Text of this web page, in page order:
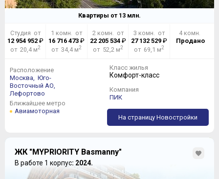
Квартиры от 13 млн.
Студия от
12 954 952₽
от 20,4 м2
1 комн. от
16 716 473 ₽
от 34,4 м2
2 комн. от
22 205 534₽
от 52,2 м2
3 комн. от
27 132 529 ₽
от 69,1 м2
4 комн.
Продано
Расположение
Москва, Юго-
Восточный АО,
Лефортово
Ближайшее метро
Авиамоторная
Класс жилья
Комфорт-класс
Компания
ПИК
На страницу Новостройки
ЖК "MYPRIORITY Basmanny"
В работе 1 корпус: 2024.